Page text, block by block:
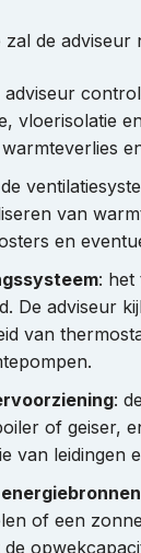
zal de adviseur
adviseur
vloerisolatie
van
en
: het
De adviseur
van
:
of geiser,
van leidingen
of een